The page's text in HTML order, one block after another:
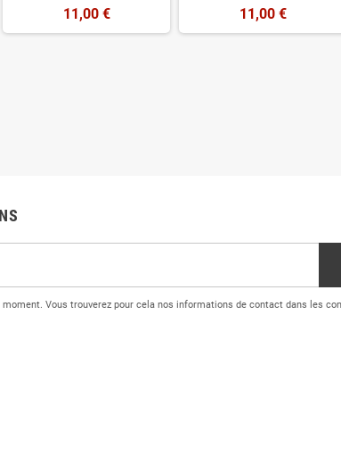
11,00 € 11,00 €
Vous trouverez pour cela nos informations de contact dans les